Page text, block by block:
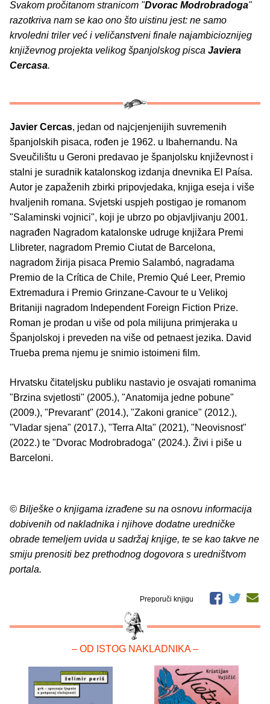
Svakom pročitanom stranicom "Dvorac Modrobradoga"
razotkriva nam se kao ono što uistinu jest: ne samo
krvoledni triler već i veličanstveni finale najambicioznijeg
književnog projekta velikog španjolskog pisca Javiera
Cercasa.
Javier Cercas, jedan od najcjenjenijih suvremenih
španjolskih pisaca, rođen je 1962. u Ibahernandu. Na
Sveučilištu u Geroni predavao je španjolsku književnost i
stalni je suradnik katalonskog izdanja dnevnika El Paísa.
Autor je zapaženih zbirki pripovjedaka, knjiga eseja i više
hvaljenih romana. Svjetski uspjeh postigao je romanom
"Salaminski vojnici", koji je ubrzo po objavljivanju 2001.
nagrađen Nagradom katalonske udruge knjižara Premi
Llibreter, nagradom Premio Ciutat de Barcelona,
nagradom žirija pisaca Premio Salambó, nagradama
Premio de la Crítica de Chile, Premio Qué Leer, Premio
Extremadura i Premio Grinzane-Cavour te u Velikoj
Britaniji nagradom Independent Foreign Fiction Prize.
Roman je prodan u više od pola milijuna primjeraka u
Španjolskoj i preveden na više od petnaest jezika. David
Trueba prema njemu je snimio istoimeni film.
Hrvatsku čitateljsku publiku nastavio je osvajati romanima
"Brzina svjetlosti" (2005.), "Anatomija jedne pobune"
(2009.), "Prevarant" (2014.), "Zakoni granice" (2012.),
"Vladar sjena" (2017.), "Terra Alta" (2021), "Neovisnost"
(2022.) te "Dvorac Modrobradoga" (2024.). Živi i piše u
Barceloni.
© Bilješke o knjigama izrađene su na osnovu informacija
dobivenih od nakladnika i njihove dodatne uredničke
obrade temeljem uvida u sadržaj knjige, te se kao takve ne
smiju prenositi bez prethodnog dogovora s uredništvom
portala.
Preporuči knjigu
– OD ISTOG NAKLADNIKA –